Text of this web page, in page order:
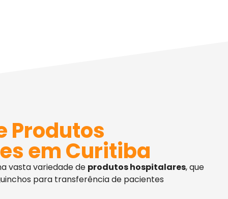
Produtos
em Curitiba
vasta variedade de produtos hospitalares, que
para transferência de pacientes